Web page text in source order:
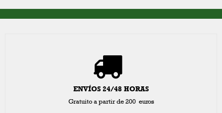
ENVÍOS 24/48 HORAS
Gratuito a partir de 200 euros